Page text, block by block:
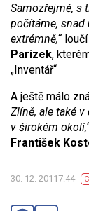
Samozřejmě, s
počítáme,
extrémně,“loučí
Parizek,
„Inventář“
A ještě málo
Zlíně, ale také
v širokém
František
30. 12. 20117:44